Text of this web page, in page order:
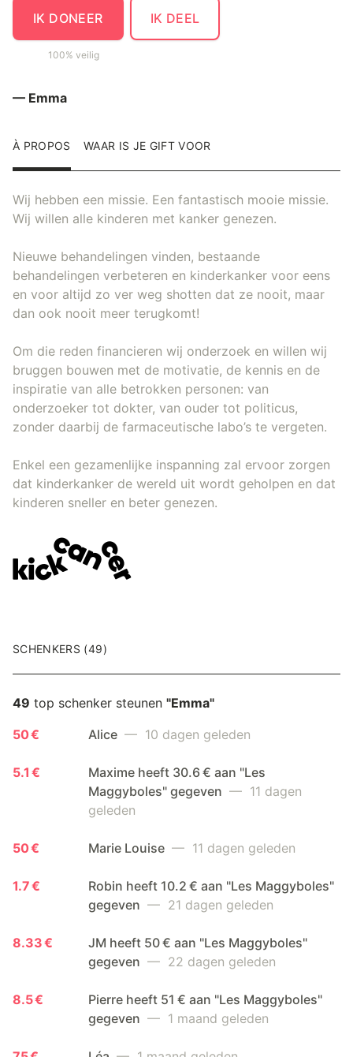
IK DONEER
100% veilig
IK DEEL
— Emma
À PROPOS WAAR IS JE GIFT VOOR
Wij hebben een missie. Een fantastisch mooie missie.
Wij willen alle kinderen met kanker genezen.
Nieuwe behandelingen vinden, bestaande
behandelingen verbeteren en kinderkanker voor eens
en voor altijd zo ver weg shotten dat ze nooit, maar
dan ook nooit meer terugkomt!
Om die reden financieren wij onderzoek en willen wij
bruggen bouwen met de motivatie, de kennis en de
inspiratie van alle betrokken personen: van
onderzoeker tot dokter, van ouder tot politicus,
zonder daarbij de farmaceutische labo’s te vergeten.
Enkel een gezamenlijke inspanning zal ervoor zorgen
dat kinderkanker de wereld uit wordt geholpen en dat
kinderen sneller en beter genezen.
SCHENKERS (49)
49 top schenker steunen "Emma"
50 €
Alice — 10 dagen geleden
5.1 €
Maxime heeft 30.6 € aan "Les
Maggyboles" gegeven — 11 dagen
geleden
50 € Marie Louise — 11 dagen geleden
1.7 €
Robin heeft 10.2 € aan "Les Maggyboles"
gegeven — 21 dagen geleden
8.33 €
JM heeft 50 € aan "Les Maggyboles"
gegeven — 22 dagen geleden
8.5 €
Pierre heeft 51 € aan "Les Maggyboles"
gegeven — 1 maand geleden